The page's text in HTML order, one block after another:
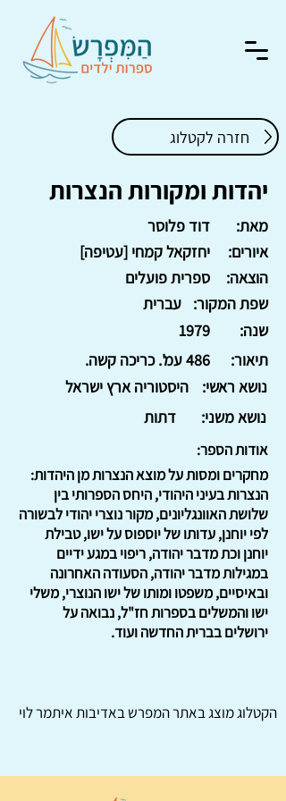
חזרה לקטלוג
יהדות ומקורות הנצרות
דוד פלוסר
מאת:
יחזקאל קמחי [עטיפה]
איורים:
ספרית פועלים
הוצאה:
עברית
שפת המקור:
1979
שנה:
486 עמ'. כריכה קשה.
תיאור:
היסטוריה ארץ ישראל
נושא ראשי:
דתות
נושא משני:
אודות הספר:
מחקרים ומסות על מוצא הנצרות מן היהדות:
הנצרות בעיני היהודי, היחס הספרותי בין
שלושת האוונגליונים, מקור נוצרי יהודי לבשורה
לפי יוחנן, עדותו של יוספוס על ישו, טבילת
יוחנן וכת מדבר יהודה, ריפוי במגע ידיים
במגילות מדבר יהודה, הסעודה האחרונה
ובאיסיים, משפטו ומותו של ישו הנוצרי, משלי
ישו והמשלים בספרות חז"ל, נבואה על
ירושלים בברית החדשה ועוד.
הקטלוג מוצג באתרהמפרשבאדיבות איתמר לוי